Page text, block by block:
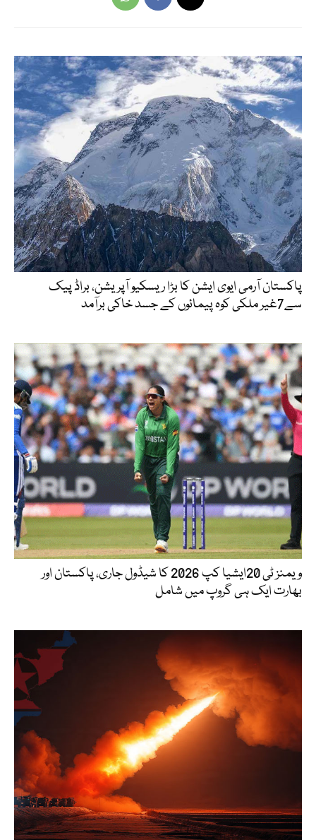
پاکستان آرمی ایوی ایشن کا بڑا ریسکیو آپریشن، براڈ پیک
سے7غیر ملکی کوہ پیمائوں کے جسد خاکی برآمد
ویمنز ٹی 20ایشیا کپ 2026 کا شیڈول جاری، پاکستان اور
بھارت ایک ہی گروپ میں شامل